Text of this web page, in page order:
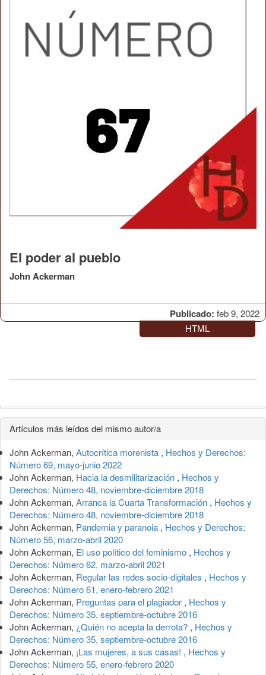
Publicado: feb 9, 2022
El poder al pueblo
John Ackerman
HTML
Detalles
del
artículo
Artículos más leídos del mismo autor/a
John Ackerman, Autocrítica morenista , Hechos y Derechos:
Número 69, mayo-junio 2022
John Ackerman, Hacia la desmilitarización , Hechos y
Derechos: Número 48, noviembre-diciembre 2018
John Ackerman, Arranca la Cuarta Transformación , Hechos y
Derechos: Número 48, noviembre-diciembre 2018
John Ackerman, Pandemia y paranoia , Hechos y Derechos:
Número 56, marzo-abril 2020
John Ackerman, El uso político del feminismo , Hechos y
Derechos: Número 62, marzo-abril 2021
John Ackerman, Regular las redes socio-digitales , Hechos y
Derechos: Número 61, enero-febrero 2021
John Ackerman, Preguntas para el plagiador , Hechos y
Derechos: Número 35, septiembre-octubre 2016
John Ackerman, ¿Quién no acepta la derrota? , Hechos y
Derechos: Número 35, septiembre-octubre 2016
John Ackerman, ¡Las mujeres, a sus casas! , Hechos y
Derechos: Número 55, enero-febrero 2020